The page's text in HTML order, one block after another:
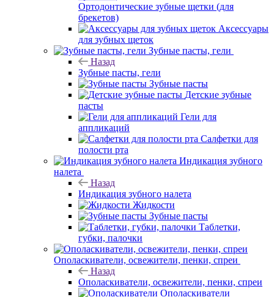
Ортодонтические зубные щетки (для
брекетов)
Аксессуары
для зубных щеток
Зубные пасты, гели
Назад
Зубные пасты, гели
Зубные пасты
Детские зубные
пасты
Гели для
аппликаций
Салфетки для
полости рта
Индикация зубного
налета
Назад
Индикация зубного налета
Жидкости
Зубные пасты
Таблетки,
губки, палочки
Ополаскиватели, освежители, пенки, спреи
Назад
Ополаскиватели, освежители, пенки, спреи
Ополаскиватели